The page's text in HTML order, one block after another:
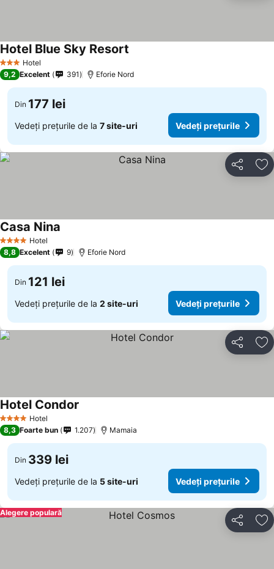
3 SteleHotel
Hotel Blue Sky Resort
9,2 Excelent 391 Eforie Nord
Din 177 lei
Vedeți prețurile de la 7 site-uri Vedeți prețurile
Distribuiți
4 Stele Hotel
Casa Nina
8,8 Excelent 9 Eforie Nord
Din 121 lei
Vedeți prețurile de la 2 site-uri Vedeți prețurile
Distribuiți
4 Stele Hotel
Hotel Condor
8,3 Foarte bun 1.207 Mamaia
Din 339 lei
Vedeți prețurile de la 5 site-uri Vedeți prețurile
Distribuiți
Alegere populară